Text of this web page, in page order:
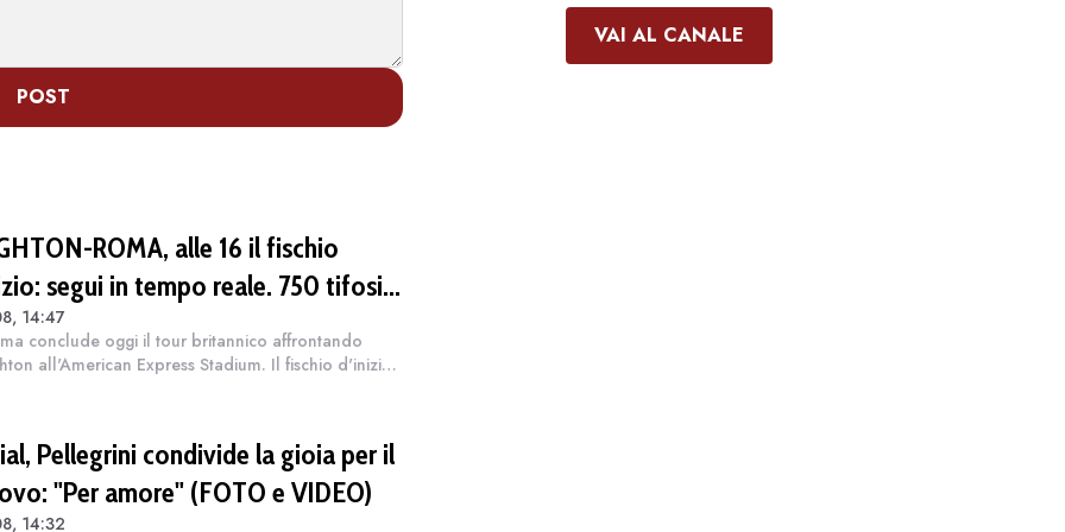
POST
ROMA, alle 16 il fischio
segui in tempo reale. 750 tifosi
dei giallorossi
14:47
conclude oggi il tour britannico affrontando
all'American Express Stadium. Il fischio d'inizio
Pellegrini condivide la gioia per il
"Per amore" (FOTO e VIDEO)
14:32
VAI AL CANALE